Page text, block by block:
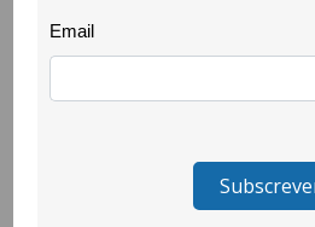
As primeiras sessões têm vindo a
de construção de uma horta na
exploração de áreas como a